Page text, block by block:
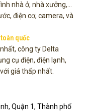
nhà ở, nhà xưởng,...
điện cơ, camera, và
quốc
công ty Delta
cụ điện, điện lạnh,
giá thấp nhất.
Quận 1, Thành phố